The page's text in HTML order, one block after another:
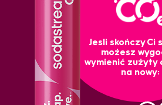
Jesli skończy Ci
możesz
wymienić zużyty
na nowy: